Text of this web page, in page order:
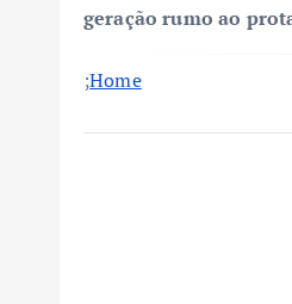
geração rumo ao
;Home